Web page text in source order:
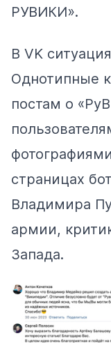
РУВИКИ».
В VK
Однотипные
постам о
фотографиями
страницах
Владимира
армии,
Запада.